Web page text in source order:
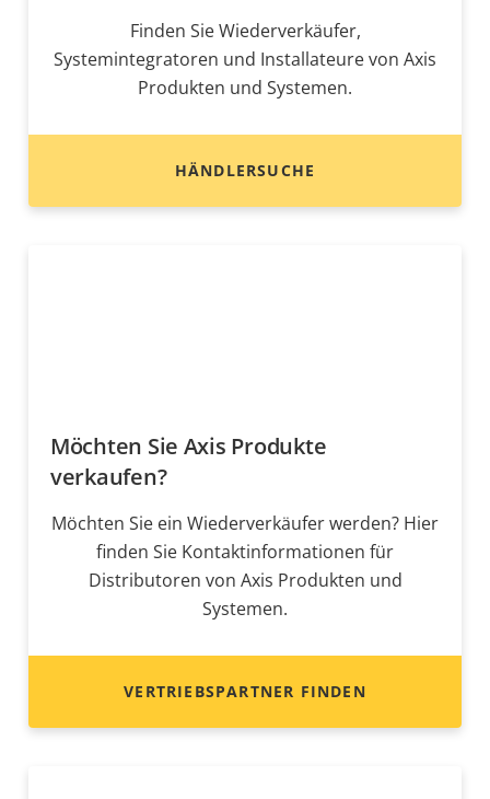
Finden Sie Wiederverkäufer,
Systemintegratoren und Installateure von Axis
Produkten und Systemen.
HÄNDLERSUCHE
Möchten Sie Axis Produkte
verkaufen?
Möchten Sie ein Wiederverkäufer werden? Hier
finden Sie Kontaktinformationen für
Distributoren von Axis Produkten und
Systemen.
VERTRIEBSPARTNER FINDEN